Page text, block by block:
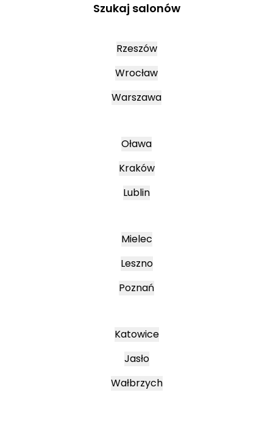
Szukaj salonów
Rzeszów
Wrocław
Warszawa
Oława
Kraków
Lublin
Mielec
Leszno
Poznań
Katowice
Jasło
Wałbrzych